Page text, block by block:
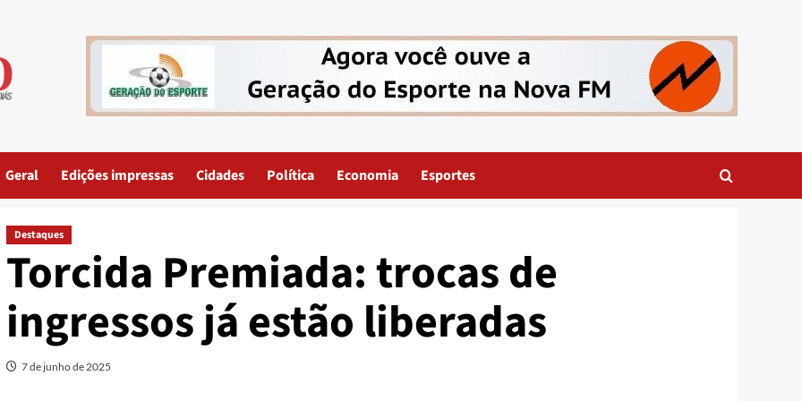
Geral Edições impressas Cidades Política Economia Esportes
Destaques
Torcida Premiada: trocas de
ingressos já estão liberadas
7 de junho de 2025